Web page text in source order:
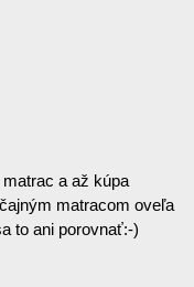
a až kúpa
matracom oveľa
to ani porovnať:-)